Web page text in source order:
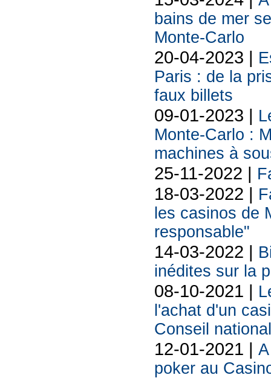
bains de mer
Monte-Carlo
20-04-2023 |
Paris : de la
faux billets
09-01-2023 |
Monte-Carlo :
machines à
25-11-2022 |
18-03-2022 |
les casinos de
responsable"
14-03-2022 |
inédites sur la
08-10-2021 |
l'achat d'un
Conseil
12-01-2021 |
poker au